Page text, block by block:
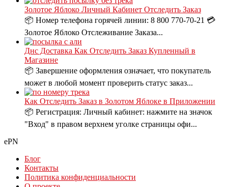
Золотое Яблоко Личный Кабинет Отследить Заказ
📦 Номер телефона горячей линии: 8 800 770-70-21 💳
Золотое Яблоко Отслеживание Заказа...
Днс Доставка Как Отследить Заказ Купленный в
Магазине
📦 Завершение оформления означает, что покупатель
может в любой момент проверить статус заказ...
Как Отследить Заказ в Золотом Яблоке в Приложении
📦 Регистрация: Личный кабинет: нажмите на значок
"Вход" в правом верхнем уголке страницы офи...
ePN
Блог
Контакты
Политика конфиденциальности